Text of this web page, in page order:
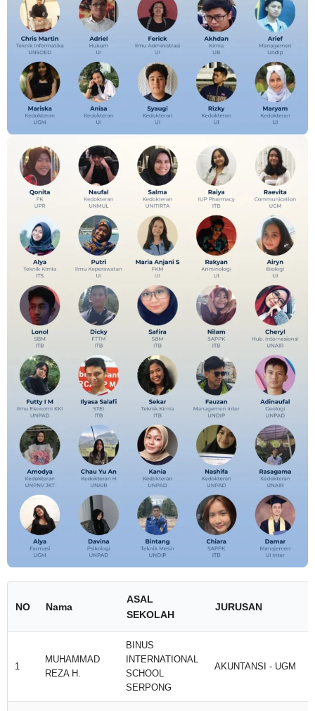
NO Nama
ASAL
SEKOLAH
JURUSAN
1
MUHAMMAD
REZA H.
BINUS
INTERNATIONAL
SCHOOL
SERPONG
AKUNTANSI - UGM